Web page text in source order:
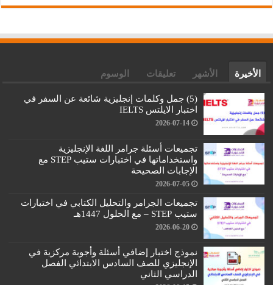
الأخيرة الأشهر تعليقات الوسوم
(5) جمل وكلمات إنجليزية شائعة عن السفر في
اختبار الايلتس IELTS
2026-07-14
تجميعات أسئلة جرامر اللغة الإنجليزية
واستخداماتها في اختبارات ستيب STEP مع
الإجابات الصحيحة
2026-07-05
تجميعات الجرامر والتحليل الكتابي في اختبارات
ستيب STEP – مع الحلول 1447هـ
2026-06-20
نموذج اختبار إضافي أسئلة وأجوبة مركزية في
الإنجليزي للصف السادس الابتدائي الفصل
الدراسي الثاني